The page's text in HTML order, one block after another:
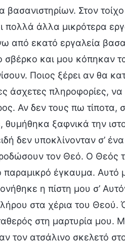
Στον
πολλά άλλα μικρότερα
από εκατό εργαλεία
και μου κόπηκαν
Ποιος ξέρει αν θα
άσχετες πληροφορίες,
Αν δεν τους πω τίποτα,
ξαφνικά την
δεν υποκλίνονταν σ’
τον Θεό. Ο Θεός
παραμικρό έγκαυμα. Αυτό
η πίστη μου σ’
στα χέρια του Θεού.
στη μαρτυρία μου.
τον ατσάλινο σκελετό